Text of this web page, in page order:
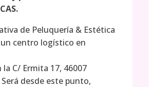
de Peluquería & Estética
centro logístico en
C/ Ermita 17, 46007
Será desde este punto,